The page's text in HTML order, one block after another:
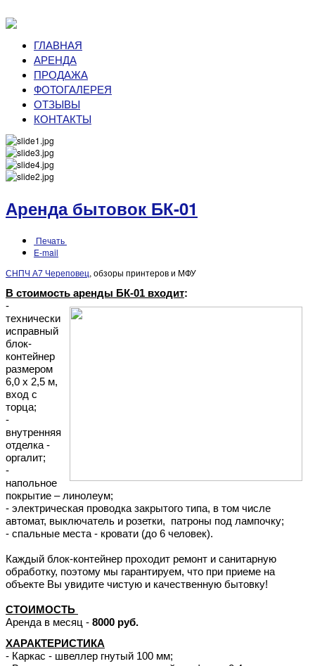
ГЛАВНАЯ
АРЕНДА
ПРОДАЖА
ФОТОГАЛЕРЕЯ
ОТЗЫВЫ
КОНТАКТЫ
Аренда бытовок БК-01
Печать
E-mail
СНПЧ А7 Череповец, обзоры принтеров и МФУ
В стоимость аренды БК-01 входит:
-
технически
исправный
блок-
контейнер
размером
6,0 х 2,5 м,
вход с
торца;
-
внутренняя
отделка -
оргалит;
-
напольное
покрытие – линолеум;
- электрическая проводка закрытого типа, в том числе
автомат, выключатель и розетки, патроны под лампочку;
- спальные места - кровати (до 6 человек).
Каждый блок-контейнер проходит ремонт и санитарную
обработку, поэтому мы гарантируем, что при приеме на
объекте Вы увидите чистую и качественную бытовку!
СТОИМОСТЬ
Аренда в месяц - 8000 руб.
ХАРАКТЕРИСТИКА
- Каркас - швеллер гнутый 100 мм;